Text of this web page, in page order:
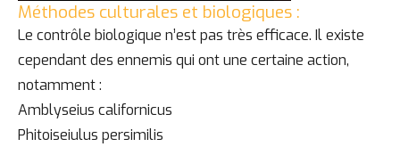
Méthodes culturales et biologiques :
Le contrôle biologique n’est pas très efficace. Il existe
cependant des ennemis qui ont une certaine action,
notamment :
Amblyseius californicus
Phitoiseiulus persimilis